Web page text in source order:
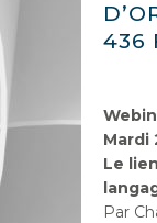
436
Mardi
Le
Par